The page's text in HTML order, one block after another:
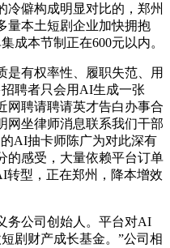
冷僻构成明显对比的，郑州
量本土短剧企业加快拥抱
成本节制正在600元以内。
有权率性、履职失范、用
聘者只会用AI生成一张
网聘请聘请英才告白办事合
网坐律师消息联系我们干部
AI抽卡师陈广为对此深有
的感受，大量依赖平台订单
转型，正在郑州，降本增效
公司创始人。平台对AI
剧财产成长基金。”公司相